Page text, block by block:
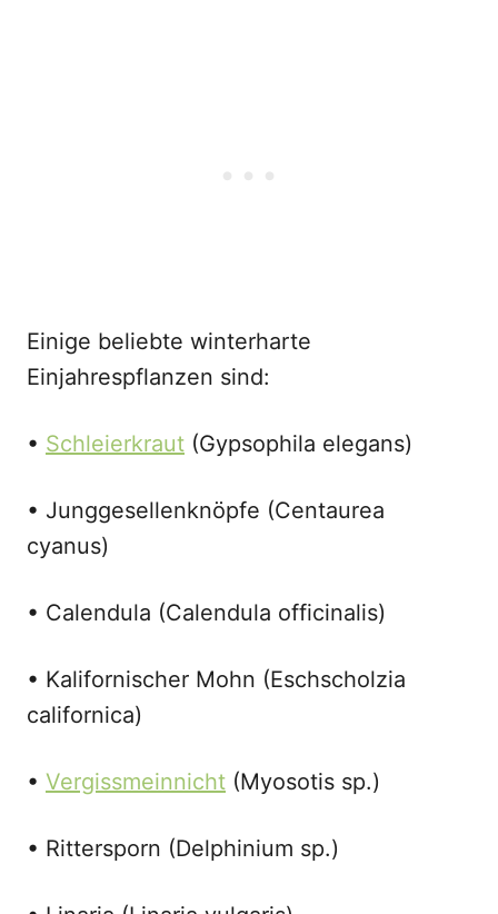
Einige beliebte winterharte
Einjahrespflanzen sind:
• Schleierkraut (Gypsophila elegans)
• Junggesellenknöpfe (Centaurea
cyanus)
• Calendula (Calendula officinalis)
• Kalifornischer Mohn (Eschscholzia
californica)
• Vergissmeinnicht (Myosotis sp.)
• Rittersporn (Delphinium sp.)